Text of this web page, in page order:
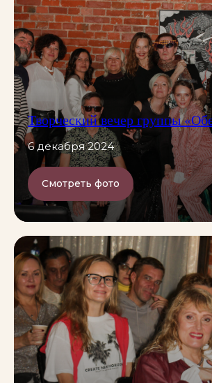
Творческий вечер группы
6 декабря 2024
Смотреть фото